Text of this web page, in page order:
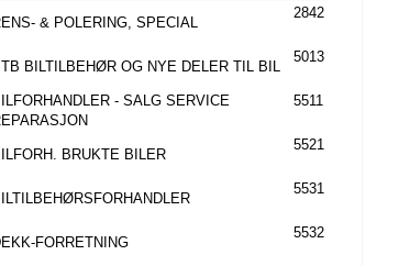
& POLERING, SPECIAL
2842
BILTILBEHØR OG NYE DELER TIL BIL
5013
- SALG SERVICE
5511
BRUKTE BILER
5521
5531
FORRETNING
5532